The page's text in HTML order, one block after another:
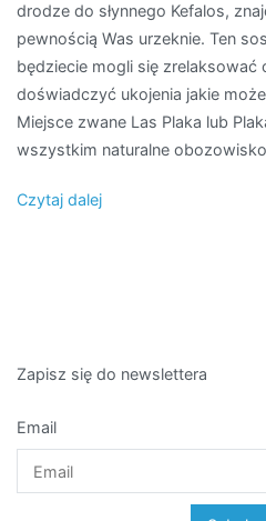
Plaka
Forest
drodze do słynnego Kefalos,
pewnością Was urzeknie. Ten
będziecie mogli się zrelaksować
doświadczyć ukojenia jakie
Miejsce zwane Las Plaka lub
wszystkim naturalne
Czytaj dalej
Zapisz się do newslettera
Email